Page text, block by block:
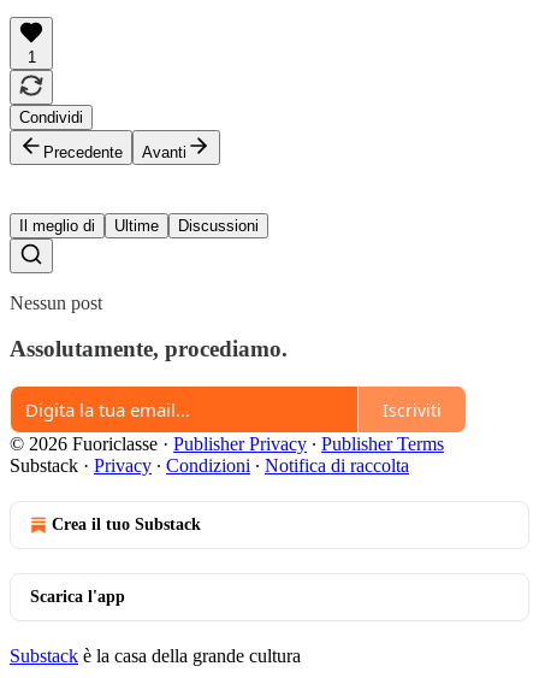
1
Condividi
Precedente
Avanti
Il meglio di Ultime Discussioni
Nessun post
Assolutamente, procediamo.
Iscriviti
© 2026 Fuoriclasse · Publisher Privacy ∙ Publisher Terms
Substack · Privacy ∙ Condizioni ∙ Notifica di raccolta
Crea il tuo Substack
Scarica l'app
Substack è la casa della grande cultura